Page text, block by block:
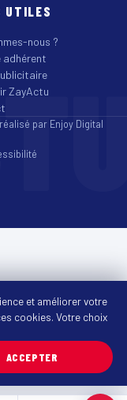
UTILES
nous ?
adhérent
ZayActu
par Enjoy Digital
et améliorer votre
cookies. Votre choix
ACCEPTER